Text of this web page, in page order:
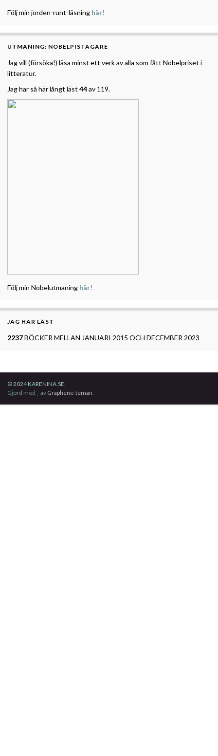
Följ min jorden-runt-läsning här!
UTMANING: NOBELPISTAGARE
Jag vill (försöka!) läsa minst ett verk av alla som fått Nobelpriset i
litteratur.
Jag har så här långt läst 44av 119.
Följ min Nobelutmaning här!
JAG HAR LÄST
2237BÖCKER MELLAN JANUARI 2015 OCH DECEMBER 2023
© 2024 KARENINA.SE.
Gjord med
av Graphene-teman